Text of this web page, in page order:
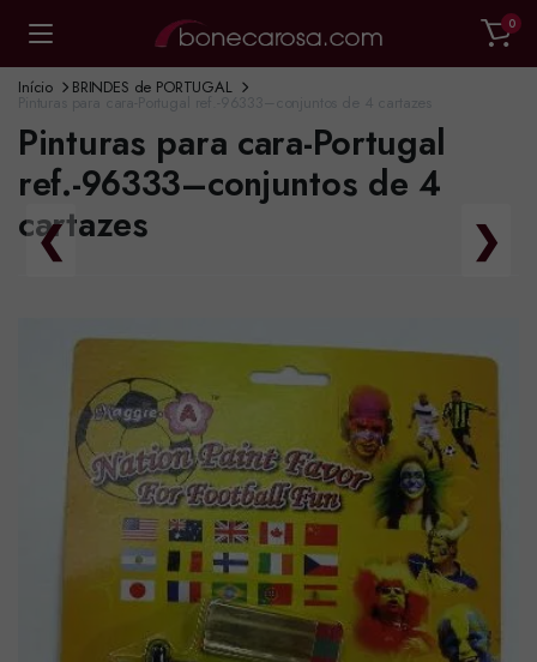
0
Início BRINDES de PORTUGAL
Pinturas para cara-Portugal
ref.-96333–conjuntos de 4
cartazes
❮ ❯